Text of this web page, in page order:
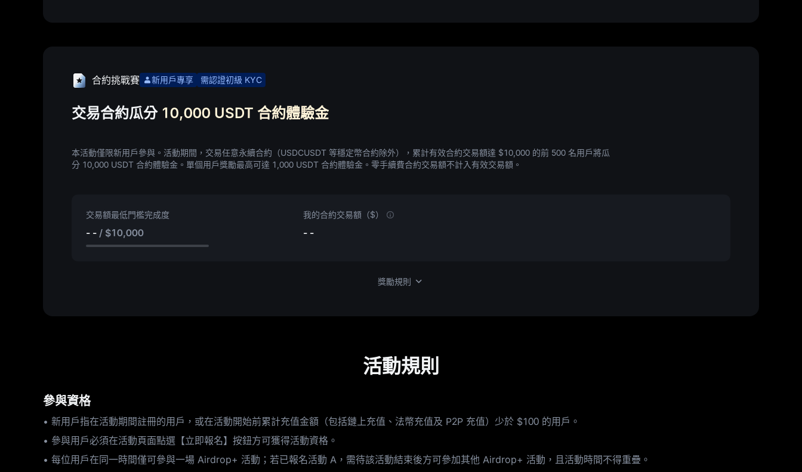
合約挑戰賽 新用戶專享 需認證初級 KYC
交易合約瓜分 10,000 USDT 合約體驗金
本活動僅限新用戶參與。 活動期間，交易任意永續合約（USDCUSDT 等穩定幣合約除外），累計有效合約交易額達 $10,000 的前 500 名用戶將瓜
分 10,000 USDT 合約體驗金 。單個用戶獎勵最高可達 1,000 USDT 合約體驗金 。 零手續費合約交易額不計入有效交易額。
交易額最低門檻完成度
- - / $10,000
我的合約交易額（$）
- -
獎勵規則
活動規則
參與資格
• 新用戶指在活動期間註冊的用戶，或在活動開始前累計充值金額（包括鏈上充值、法幣充值及 P2P 充值）少於 $100 的用戶。
• 參與用戶必須在活動頁面點選【立即報名】按鈕方可獲得活動資格。
• 每位用戶在同一時間僅可參與一場 Airdrop+ 活動；若已報名活動 A，需待該活動結束後方可參加其他 Airdrop+ 活動，且活動時間不得重疊。